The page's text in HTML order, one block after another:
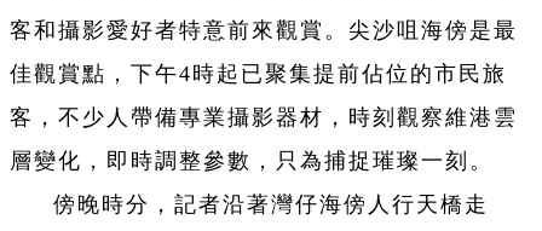
客和攝影愛好者特意前來觀賞。尖沙咀海傍是最
佳觀賞點，下午4時起已聚集提前佔位的市民旅
客，不少人帶備專業攝影器材，時刻觀察維港雲
層變化，即時調整參數，只為捕捉璀璨一刻。
傍晚時分，記者沿著灣仔海傍人行天橋走